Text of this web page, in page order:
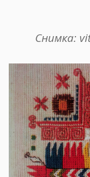
Снимка: